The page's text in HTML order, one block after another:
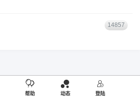
14857
帮助 动态 登陆